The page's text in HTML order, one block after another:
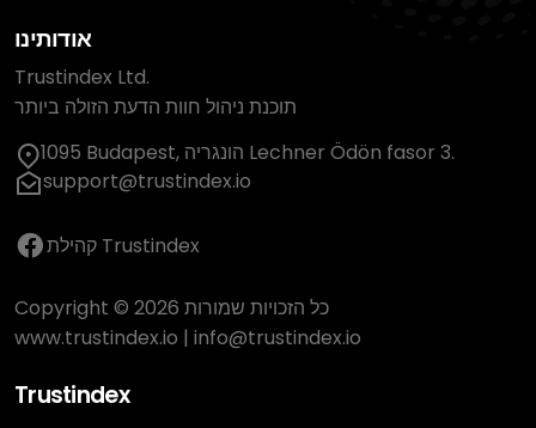
אודותינו
Trustindex Ltd.
תוכנת ניהול חוות הדעת הזולה ביותר
1095 Budapest, הונגריה Lechner Ödön fasor 3.
support@trustindex.io
קהילת Trustindex
Copyright © 2026 כל הזכויות שמורות
www.trustindex.io | info@trustindex.io
Trustindex